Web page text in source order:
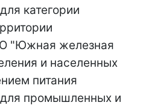
категории
"Южная железная
и населенных
питания
промышленных и